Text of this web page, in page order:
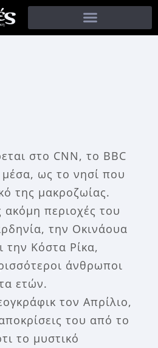
στo CNN, το BBC
μέσα, ως το νησί που
της μακροζωίας.
ακόμη περιοχές του
την Οκινάουα
την Κόστα Ρίκα,
άνθρωποι
ετών.
τον Απρίλιο,
του από το
το μυστικό